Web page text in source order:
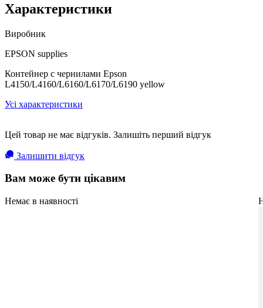
Характеристики
Виробник
EPSON supplies
Контейнер с чернилами Epson
L4150/L4160/L6160/L6170/L6190 yellow
Усі характеристики
Цей товар не має відгуків. Залишіть перший відгук
Залишити відгук
Вам може бути цікавим
Немає в наявності